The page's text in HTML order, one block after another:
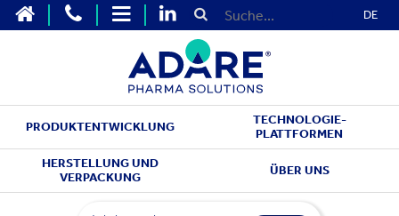
DE
PRODUKTENTWICKLUNG
TECHNOLOGIE-
PLATTFORMEN
HERSTELLUNG UND
VERPACKUNG
ÜBER UNS